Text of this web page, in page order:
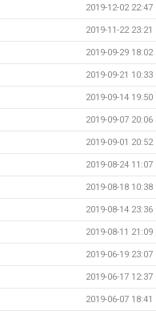
2019-12-02 22:47
2019-11-22 23:21
2019-09-29 18:02
2019-09-21 10:33
2019-09-14 19:50
2019-09-07 20:06
2019-09-01 20:52
2019-08-24 11:07
2019-08-18 10:38
2019-08-14 23:36
2019-08-11 21:09
2019-06-19 23:07
2019-06-17 12:37
2019-06-07 18:41